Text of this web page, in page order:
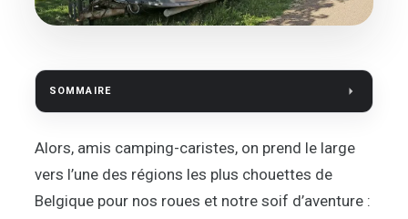
SOMMAIRE
Alors, amis camping-caristes, on prend le large
vers l’une des régions les plus chouettes de
Belgique pour nos roues et notre soif d’aventure :